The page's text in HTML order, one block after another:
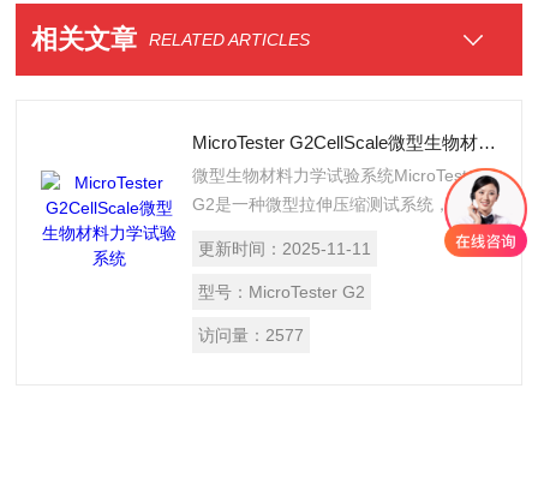
相关文章 RELATED ARTICLES
MicroTester G2CellScale微型生物材料力学试验系统
微型生物材料力学试验系统MicroTester
G2是一种微型拉伸压缩测试系统，它可
用于确定多种材料的应力-应变特性，包
括组织样本、细胞聚集体、水凝胶和组织
工程支架材料。通过检测力传感微梁的变
统机械测试系统小得多的力和位移。包含
更新时间： 2025-11-11
型号： MicroTester G2
访问量： 2577